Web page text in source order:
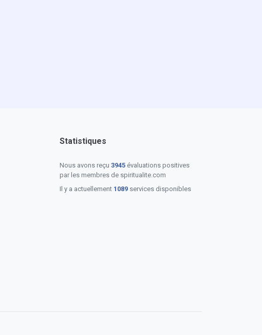
Statistiques
Nous avons reçu 3945évaluations positives
par les membres de spiritualite.com
Il y a actuellement 1089services disponibles